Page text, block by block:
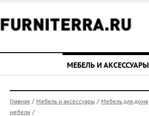
МЕБЕЛЬ И АКСЕССУАРЫ
Главная / Мебель и аксессуары / Мебель для дома
мебели /